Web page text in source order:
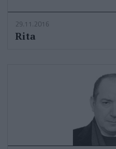
29.11.2016
Rita